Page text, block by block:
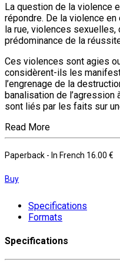
La question de la violence
répondre. De la violence
la rue, violences
prédominance de la
Ces violences sont agies
considèrent-ils les
l’engrenage de la
banalisation de
sont liés par les faits sur
Read More
Paperback - In French 16.00 €
Buy
Specifications
Formats
Specifications